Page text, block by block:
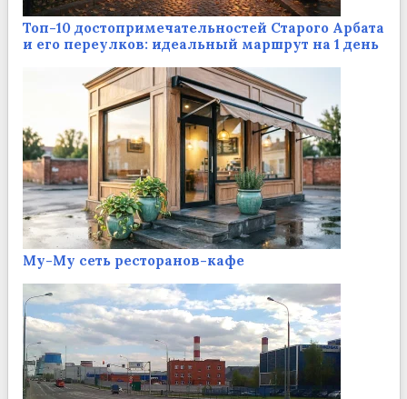
Топ-10 достопримечательностей Старого Арбата
и его переулков: идеальный маршрут на 1 день
Му-Му сеть ресторанов-кафе